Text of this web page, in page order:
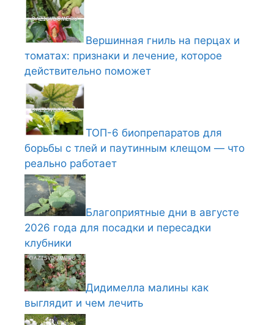
Вершинная гниль на перцах и
томатах: признаки и лечение, которое
действительно поможет
ТОП-6 биопрепаратов для
борьбы с тлей и паутинным клещом — что
реально работает
Благоприятные дни в августе
2026 года для посадки и пересадки
клубники
Дидимелла малины как
выглядит и чем лечить